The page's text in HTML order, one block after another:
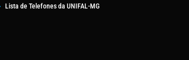
Lista de Telefones da UNIFAL-MG